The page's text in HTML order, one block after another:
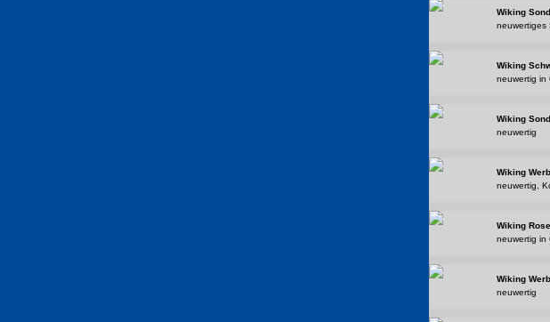
Wiking
neuwertiges
Wiking
neuwertig in
Wiking
neuwertig
Wiking
neuwertig,
Wiking
neuwertig in
Wiking
neuwertig